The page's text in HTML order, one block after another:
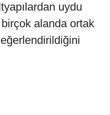
uydu
alanda ortak